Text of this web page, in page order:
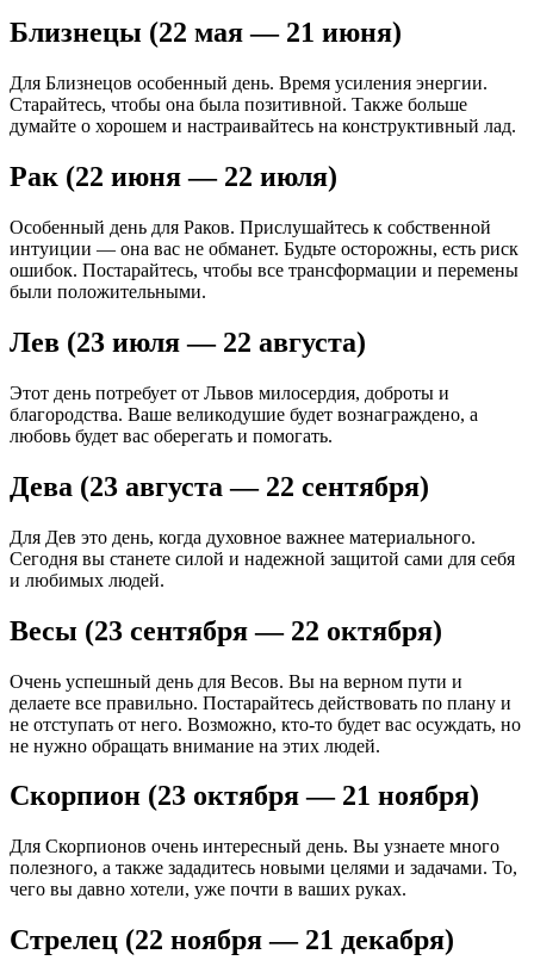
Близнецы (22 мая — 21 июня)
Для Близнецов особенный день. Время усиления энергии.
Старайтесь, чтобы она была позитивной. Также больше
думайте о хорошем и настраивайтесь на конструктивный лад.
Рак (22 июня — 22 июля)
Особенный день для Раков. Прислушайтесь к собственной
интуиции — она вас не обманет. Будьте осторожны, есть риск
ошибок. Постарайтесь, чтобы все трансформации и перемены
были положительными.
Лев (23 июля — 22 августа)
Этот день потребует от Львов милосердия, доброты и
благородства. Ваше великодушие будет вознаграждено, а
любовь будет вас оберегать и помогать.
Дева (23 августа — 22 сентября)
Для Дев это день, когда духовное важнее материального.
Сегодня вы станете силой и надежной защитой сами для себя
и любимых людей.
Весы (23 сентября — 22 октября)
Очень успешный день для Весов. Вы на верном пути и
делаете все правильно. Постарайтесь действовать по плану и
не отступать от него. Возможно, кто-то будет вас осуждать, но
не нужно обращать внимание на этих людей.
Скорпион (23 октября — 21 ноября)
Для Скорпионов очень интересный день. Вы узнаете много
полезного, а также зададитесь новыми целями и задачами. То,
чего вы давно хотели, уже почти в ваших руках.
Стрелец (22 ноября — 21 декабря)